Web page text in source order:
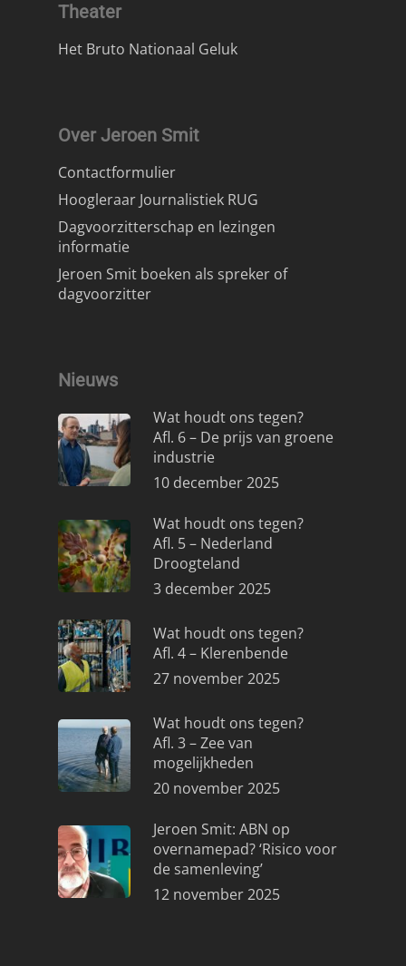
Theater
Het Bruto Nationaal Geluk
Over Jeroen Smit
Contactformulier
Hoogleraar Journalistiek RUG
Dagvoorzitterschap en lezingen
informatie
Jeroen Smit boeken als spreker of
dagvoorzitter
Nieuws
Wat houdt ons tegen?
Afl. 6 – De prijs van groene
industrie
10 december 2025
Wat houdt ons tegen?
Afl. 5 – Nederland
Droogteland
3 december 2025
Wat houdt ons tegen?
Afl. 4 – Klerenbende
27 november 2025
Wat houdt ons tegen?
Afl. 3 – Zee van
mogelijkheden
20 november 2025
Jeroen Smit: ABN op
overnamepad? ‘Risico voor
de samenleving’
12 november 2025